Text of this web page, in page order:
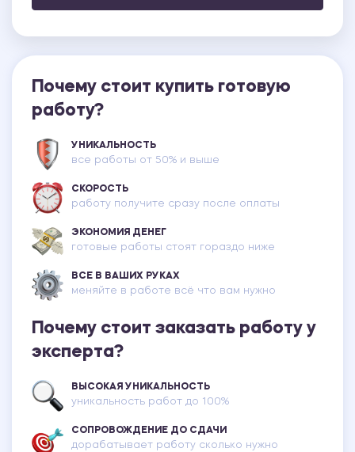
Почему стоит купить готовую
работу?
УНИКАЛЬНОСТЬ
все работы от 50% и выше
СКОРОСТЬ
работу получите сразу после оплаты
ЭКОНОМИЯ ДЕНЕГ
готовые работы стоят гораздо ниже
ВСЕ В ВАШИХ РУКАХ
меняйте в работе всё что вам нужно
Почему стоит заказать работу у
эксперта?
ВЫСОКАЯ УНИКАЛЬНОСТЬ
уникальность работ до 100%
СОПРОВОЖДЕНИЕ ДО СДАЧИ
дорабатывает работу сколько нужно